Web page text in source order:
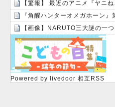
Powered by livedoor 相互RSS